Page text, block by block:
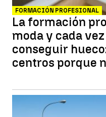
FORMACIÓN PROFESIONAL
La formación
moda y cada
conseguir
centros porque